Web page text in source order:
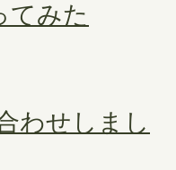
てみた
わせしまし